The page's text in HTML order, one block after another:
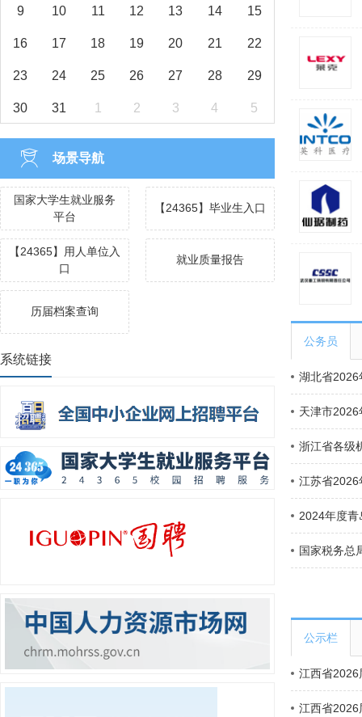
9 10 11 12 13 14 15
16 17 18 19 20 21 22
23 24 25 26 27 28 29
30 31 1 2 3 4 5
场景导航
国家大学生就业服务
平台
【24365】毕业生入口
【24365】用人单位入
口
就业质量报告
历届档案查询
系统链接
公务员
湖北省2026
天津市
浙江省各级
江苏省2026
2024年度
国家税务总
公示栏
江西省2026
江西省2026